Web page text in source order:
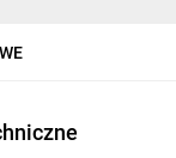
3 (3P), brak
wyzwalania: C